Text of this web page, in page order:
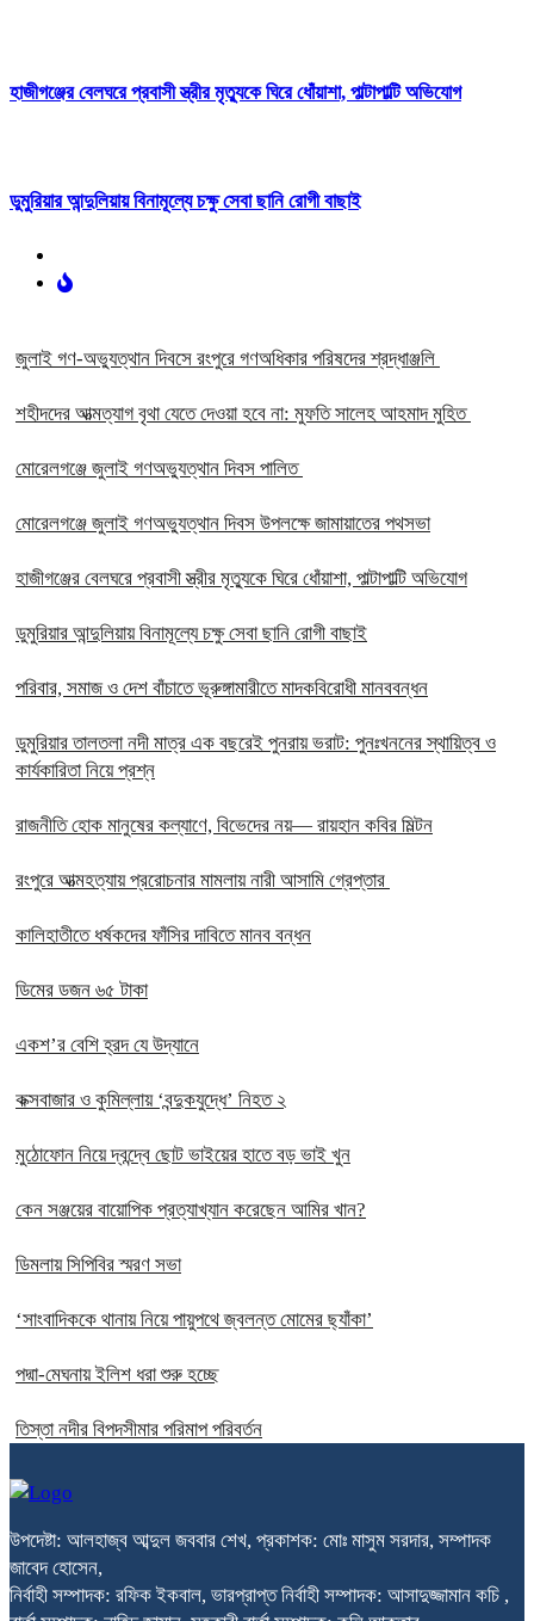
হাজীগঞ্জের বেলঘরে প্রবাসী স্ত্রীর মৃত্যুকে ঘিরে ধোঁয়াশা, পাল্টাপাল্টি অভিযোগ
ডুমুরিয়ার আন্দুলিয়ায় বিনামূল্যে চক্ষু সেবা ছানি রোগী বাছাই
‎জুলাই গণ-অভ্যুত্থান দিবসে রংপুরে গণঅধিকার পরিষদের শ্রদ্ধাঞ্জলি ‎
‎শহীদদের আত্মত্যাগ বৃথা যেতে দেওয়া হবে না: মুফতি সালেহ আহমাদ মুহিত ‎
মোরেলগঞ্জে জুলাই গণঅভ্যুত্থান দিবস পালিত
মোরেলগঞ্জে জুলাই গণঅভ্যুত্থান দিবস উপলক্ষে জামায়াতের পথসভা
হাজীগঞ্জের বেলঘরে প্রবাসী স্ত্রীর মৃত্যুকে ঘিরে ধোঁয়াশা, পাল্টাপাল্টি অভিযোগ
ডুমুরিয়ার আন্দুলিয়ায় বিনামূল্যে চক্ষু সেবা ছানি রোগী বাছাই
পরিবার, সমাজ ও দেশ বাঁচাতে ভূরুঙ্গামারীতে মাদকবিরোধী মানববন্ধন
ডুমুরিয়ার তালতলা নদী মাত্র এক বছরেই পুনরায় ভরাট: পুনঃখননের স্থায়িত্ব ও
কার্যকারিতা নিয়ে প্রশ্ন
রাজনীতি হোক মানুষের কল্যাণে, বিভেদের নয়— রায়হান কবির মিল্টন
রংপুরে আত্মহত্যায় প্ররোচনার মামলায় নারী আসামি গ্রেপ্তার ‎
কালিহাতীতে ধর্ষকদের ফাঁসির দাবিতে মানব বন্ধন
ডিমের ডজন ৬৫ টাকা
একশ’র বেশি হ্রদ যে উদ্যানে
কক্সবাজার ও কুমিল্লায় ‘বন্দুকযুদ্ধে’ নিহত ২
মুঠোফোন নিয়ে দ্বন্দ্বে ছোট ভাইয়ের হাতে বড় ভাই খুন
কেন সঞ্জয়ের বায়োপিক প্রত্যাখ্যান করেছেন আমির খান?
ডিমলায় সিপিবির স্মরণ সভা
‘সাংবাদিককে থানায় নিয়ে পায়ুপথে জ্বলন্ত মোমের ছ্যাঁকা’
পদ্মা-মেঘনায় ইলিশ ধরা শুরু হচ্ছে
তিস্তা নদীর বিপদসীমার পরিমাপ পরিবর্তন
উপদেষ্টা: আলহাজ্ব আব্দুল জববার শেখ, প্রকাশক: মোঃ মাসুম সরদার, সম্পাদক
জাবেদ হোসেন,
নির্বাহী সম্পাদক: রফিক ইকবাল, ভারপ্রাপ্ত নির্বাহী সম্পাদক: আসাদুজ্জামান কচি ,